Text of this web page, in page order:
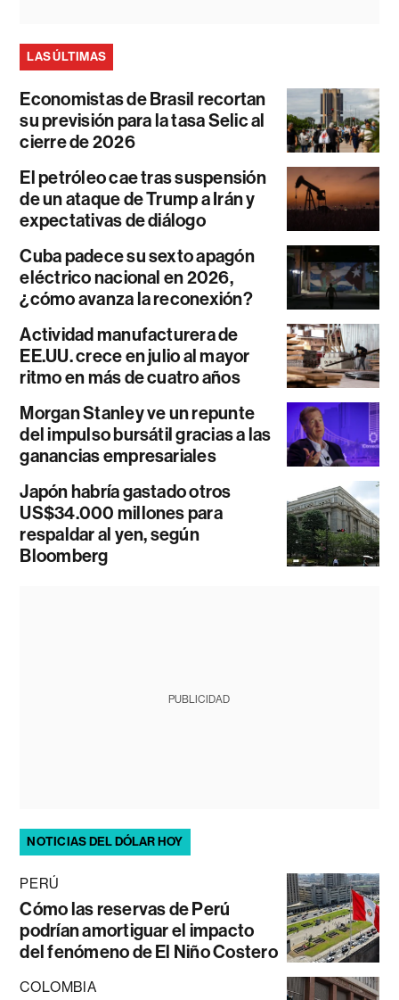
LAS ÚLTIMAS
Economistas de Brasil recortan
su previsión para la tasa Selic al
cierre de 2026
El petróleo cae tras suspensión
de un ataque de Trump a Irán y
expectativas de diálogo
Cuba padece su sexto apagón
eléctrico nacional en 2026,
¿cómo avanza la reconexión?
Actividad manufacturera de
EE.UU. crece en julio al mayor
ritmo en más de cuatro años
Morgan Stanley ve un repunte
del impulso bursátil gracias a las
ganancias empresariales
Japón habría gastado otros
US$34.000 millones para
respaldar al yen, según
Bloomberg
PUBLICIDAD
NOTICIAS DEL DÓLAR HOY
PERÚ
Cómo las reservas de Perú
podrían amortiguar el impacto
del fenómeno de El Niño Costero
COLOMBIA